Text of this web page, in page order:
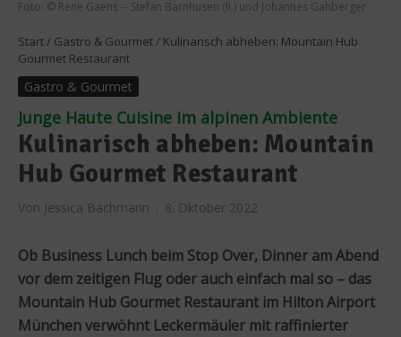
Foto: © Rene Gaens -- Stefan Barnhusen (li.) und Johannes Gahberger
Start / Gastro & Gourmet / Kulinarisch abheben: Mountain Hub
Gourmet Restaurant
Gastro & Gourmet
Junge Haute Cuisine im alpinen Ambiente
Kulinarisch abheben: Mountain
Hub Gourmet Restaurant
Von Jessica Bachmann 8. Oktober 2022
Ob Business Lunch beim Stop Over, Dinner am Abend
vor dem zeitigen Flug oder auch einfach mal so – das
Mountain Hub Gourmet Restaurant im Hilton Airport
München verwöhnt Leckermäuler mit raffinierter